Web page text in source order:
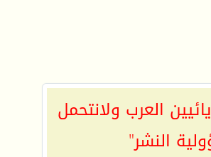
العرب ولانتحمل
النشر"